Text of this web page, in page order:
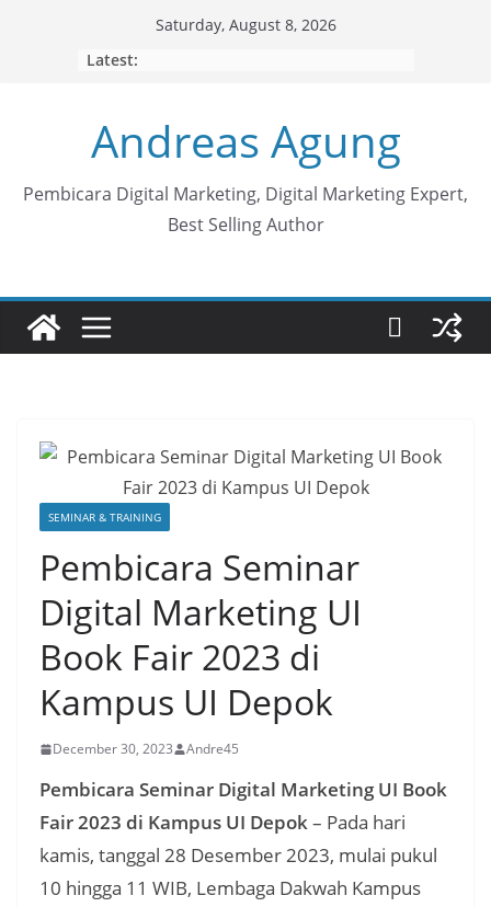
Saturday, August 8, 2026
Latest:
Andreas Agung
Pembicara Digital Marketing, Digital Marketing Expert,
Best Selling Author
SEMINAR & TRAINING
Pembicara Seminar
Digital Marketing UI
Book Fair 2023 di
Kampus UI Depok
December 30, 2023 Andre45
Pembicara Seminar Digital Marketing UI Book
Fair 2023 di Kampus UI Depok– Pada hari
kamis, tanggal 28 Desember 2023, mulai pukul
10 hingga 11 WIB, Lembaga Dakwah Kampus